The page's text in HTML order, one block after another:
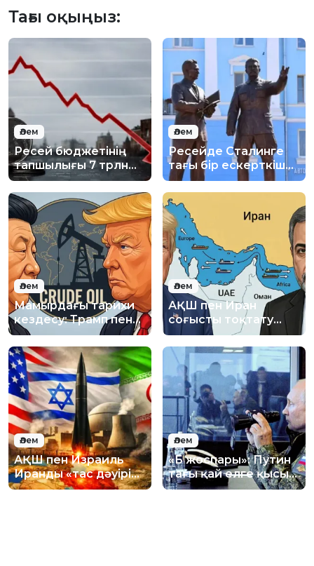
Тағы оқыңыз:
Әлем
Ресей бюджетінің
тапшылығы 7 трлн
рубльден асуы
мүмкін
Әлем
Ресейде Сталинге
тағы бір ескерткіш
ашылды
Әлем
Мамырдағы тарихи
кездесу: Трамп пен
Си Қытайда
кездеспек
Әлем
АҚШ пен Иран
соғысты тоқтату
туралы келісімге
жақындады
Әлем
АҚШ пен Израиль
Иранды «тас дәуіріне
қайтаруға» дайын
Әлем
«Б жоспары»: Путин
тағы қай елге қысым
жасамақ?